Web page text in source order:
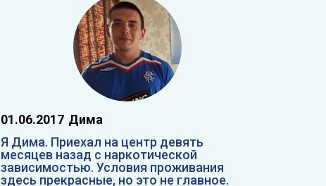
01.06.2017 Дима
Я Дима. Приехал на центр девять
месяцев назад с наркотической
зависимостью. Условия проживания
здесь прекрасные, но это не главное.